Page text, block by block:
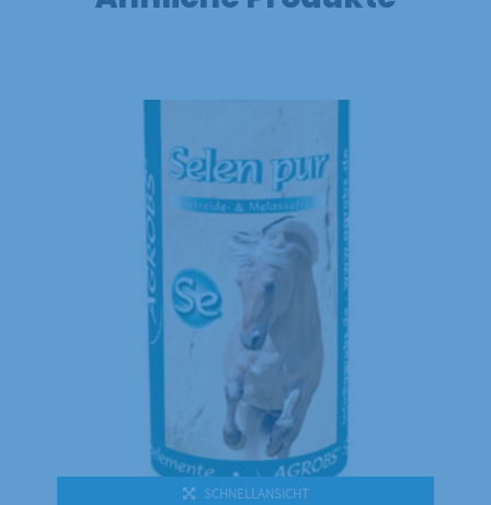
SCHNELLANSICHT